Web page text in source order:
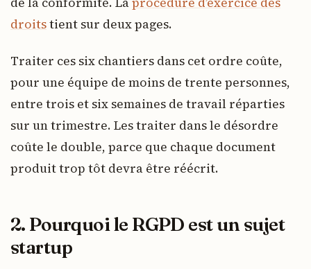
droitstient sur deux pages.
Traiter ces six chantiers dans cet ordre coûte,
pour une équipe de moins de trente personnes,
entre trois et six semaines de travail réparties
sur un trimestre. Les traiter dans le désordre
coûte le double, parce que chaque document
produit trop tôt devra être réécrit.
2. Pourquoi le RGPD est un sujet
startup